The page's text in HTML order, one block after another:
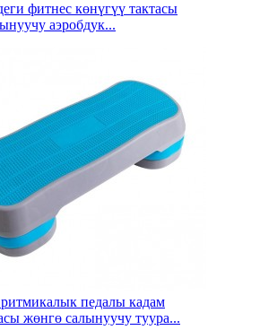
фитнес көнүгүү тактасы
аэробдук...
педалы кадам
жөнгө салынуучу туура...